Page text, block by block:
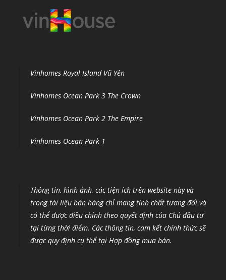
Vinhomes Royal Island Vũ Yên
Vinhomes Ocean Park 3 The Crown
Vinhomes Ocean Park 2 The Empire
Vinhomes Ocean Park 1
Thông tin, hình ảnh, các tiện ích trên website này và
trong tài liệu bán hàng chỉ mang tính chất tương đối và
có thể được điều chỉnh theo quyết định của Chủ đầu tư
tại từng thời điểm. Các thông tin, cam kết chính thức sẽ
được quy định cụ thể tại Hợp đồng mua bán.